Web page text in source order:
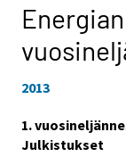
2013
1.
Julkistukset